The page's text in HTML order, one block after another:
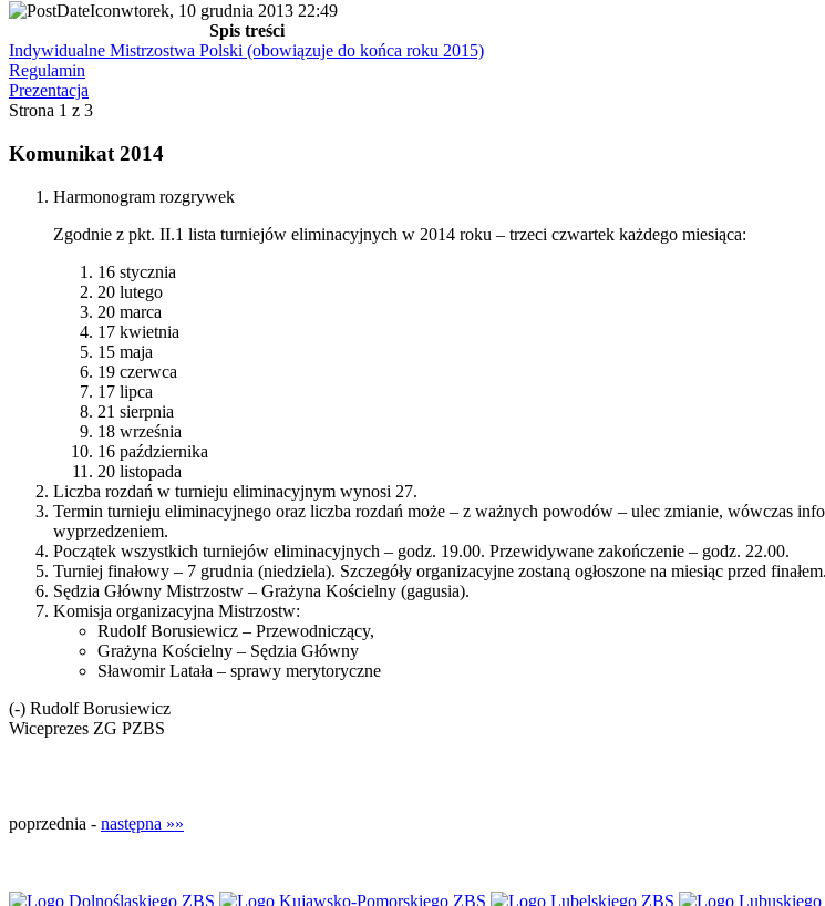
wtorek, 10 grudnia 2013 22:49
Spis treści
Indywidualne Mistrzostwa Polski (obowiązuje do końca roku 2015)
Regulamin
Prezentacja
Strona 1 z 3
Komunikat 2014
Harmonogram rozgrywek
Zgodnie z pkt. II.1 lista turniejów eliminacyjnych w 2014 roku – trzeci czwartek każdego miesiąca:
16 stycznia
20 lutego
20 marca
17 kwietnia
15 maja
19 czerwca
17 lipca
21 sierpnia
18 września
16 października
20 listopada
Liczba rozdań w turnieju eliminacyjnym wynosi 27.
Termin turnieju eliminacyjnego oraz liczba rozdań może – z ważnych powodów – ulec zmianie, wówczas
wyprzedzeniem.
Początek wszystkich turniejów eliminacyjnych – godz. 19.00. Przewidywane zakończenie – godz. 22.00.
Turniej finałowy – 7 grudnia (niedziela). Szczegóły organizacyjne zostaną ogłoszone na miesiąc przed finałem.
Sędzia Główny Mistrzostw – Grażyna Kościelny (gagusia).
Komisja organizacyjna Mistrzostw:
Rudolf Borusiewicz – Przewodniczący,
Grażyna Kościelny – Sędzia Główny
Sławomir Latała – sprawy merytoryczne
(-) Rudolf Borusiewicz
Wiceprezes ZG PZBS
poprzednia - następna »»